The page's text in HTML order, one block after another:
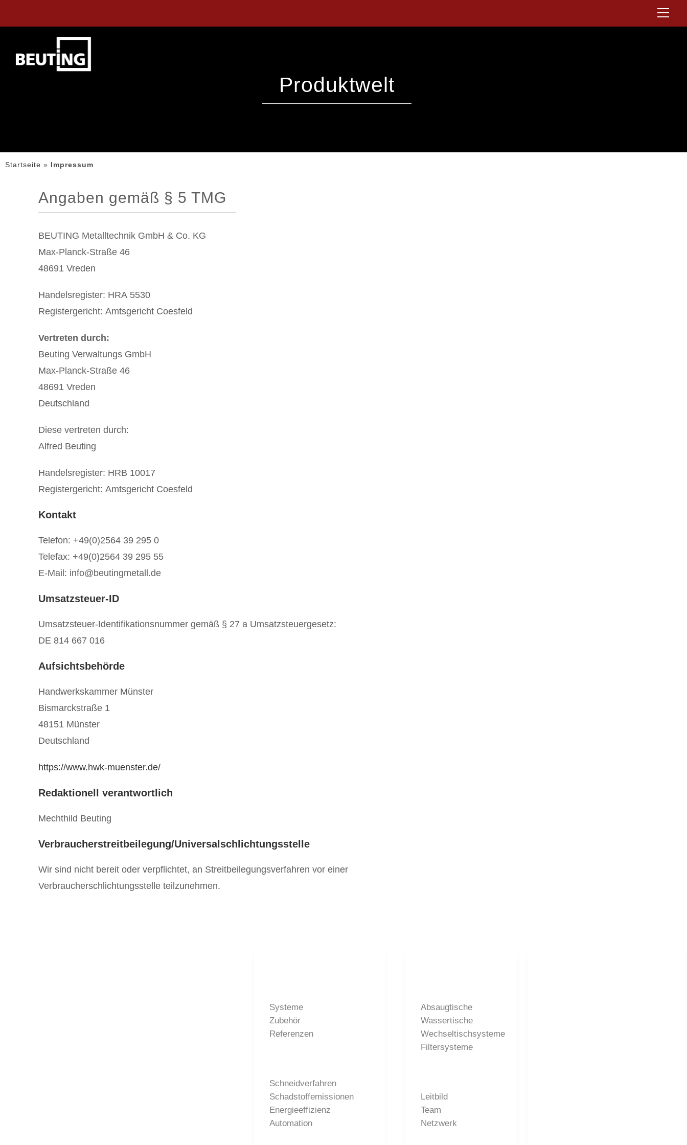
Produktwelt
Startseite » Impressum
Angaben gemäß § 5 TMG
BEUTING Metalltechnik GmbH & Co. KG
Max-Planck-Straße 46
48691 Vreden
Handelsregister: HRA 5530
Registergericht: Amtsgericht Coesfeld
Vertreten durch:
Beuting Verwaltungs GmbH
Max-Planck-Straße 46
48691 Vreden
Deutschland
Diese vertreten durch:
Alfred Beuting
Handelsregister: HRB 10017
Registergericht: Amtsgericht Coesfeld
Kontakt
Telefon: +49(0)2564 39 295 0
Telefax: +49(0)2564 39 295 55
E-Mail: info@beutingmetall.de
Umsatzsteuer-ID
Umsatzsteuer-Identifikationsnummer gemäß § 27 a Umsatzsteuergesetz:
DE 814 667 016
Aufsichtsbehörde
Handwerkskammer Münster
Bismarckstraße 1
48151 Münster
Deutschland
https://www.hwk-muenster.de/
Redaktionell verantwortlich
Mechthild Beuting
Verbraucherstreitbeilegung/Universalschlichtungsstelle
Wir sind nicht bereit oder verpflichtet, an Streitbeilegungsverfahren vor einer
Verbraucherschlichtungsstelle teilzunehmen.
Systeme
Zubehör
Referenzen
Schneidverfahren
Schadstoffemissionen
Energieeffizienz
Automation
Absaugtische
Wassertische
Wechseltischsysteme
Filtersysteme
Leitbild
Team
Netzwerk